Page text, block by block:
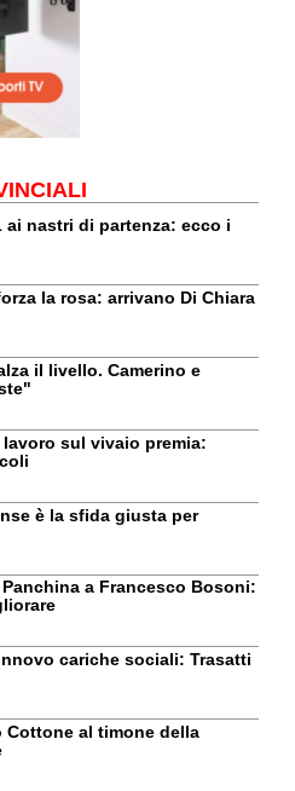
ai nastri di partenza: ecco i
la rosa: arrivano Di Chiara
il livello. Camerino e
lavoro sul vivaio premia:
è la sfida giusta per
Panchina a Francesco Bosoni:
cariche sociali: Trasatti
Cottone al timone della